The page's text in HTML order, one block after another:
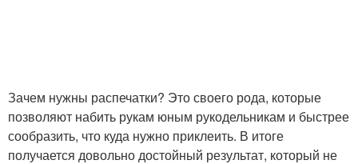
Зачем нужны распечатки? Это своего рода, которые
позволяют набить рукам юным рукодельникам и быстрее
сообразить, что куда нужно приклеить. В итоге
получается довольно достойный результат, который не